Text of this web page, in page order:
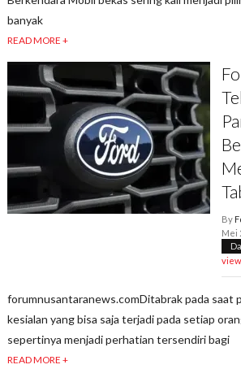
banyak
READ MORE +
By
Mei
forumnusantaranews.comDitabrak pada saat
kesialan yang bisa saja terjadi pada setiap
sepertinya menjadi perhatian tersendiri bagi
READ MORE +